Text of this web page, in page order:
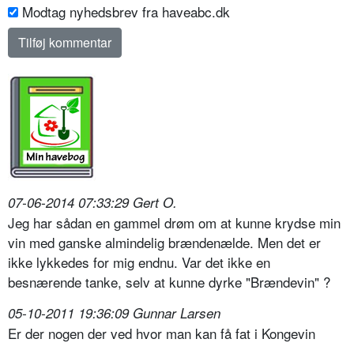
Modtag nyhedsbrev fra haveabc.dk
07-06-2014 07:33:29 Gert O.
Jeg har sådan en gammel drøm om at kunne krydse min
vin med ganske almindelig brændenælde. Men det er
ikke lykkedes for mig endnu. Var det ikke en
besnærende tanke, selv at kunne dyrke "Brændevin" ?
05-10-2011 19:36:09 Gunnar Larsen
Er der nogen der ved hvor man kan få fat i Kongevin